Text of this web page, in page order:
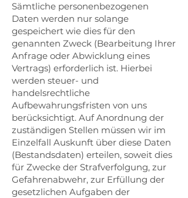
Sämtliche personenbezogenen
Daten werden nur solange
gespeichert wie dies für den
genannten Zweck (Bearbeitung Ihrer
Anfrage oder Abwicklung eines
Vertrags) erforderlich ist. Hierbei
werden steuer- und
handelsrechtliche
Aufbewahrungsfristen von uns
berücksichtigt. Auf Anordnung der
zuständigen Stellen müssen wir im
Einzelfall Auskunft über diese Daten
(Bestandsdaten) erteilen, soweit dies
für Zwecke der Strafverfolgung, zur
Gefahrenabwehr, zur Erfüllung der
gesetzlichen Aufgaben der